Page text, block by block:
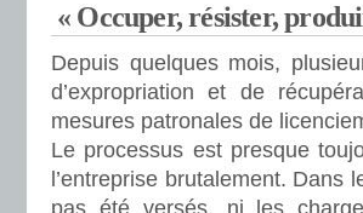
« Occuper, résister,
Depuis quelques mois,
d’expropriation et de
mesures patronales de
Le processus est presque
l’entreprise brutalement. Dans
pas été versés, ni les